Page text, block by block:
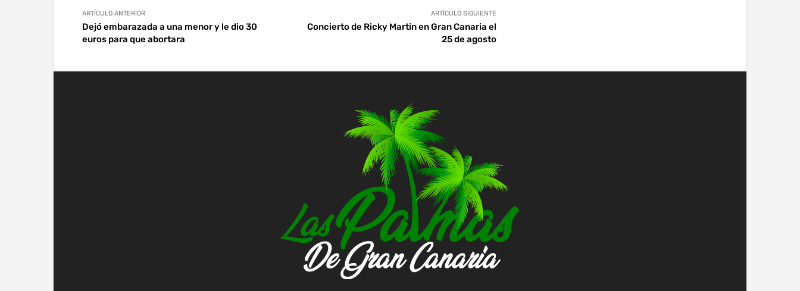
ARTÍCULO ANTERIOR
Dejó embarazada a una menor y le dio 30
euros para que abortara
ARTÍCULO SIGUIENTE
Concierto de Ricky Martin en Gran Canaria el
25 de agosto